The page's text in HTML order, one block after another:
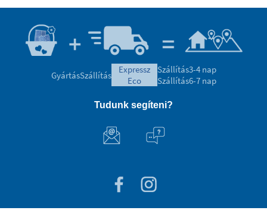
GyártásSzállítás
expressz
eco
Szállítás3-4 nap
Szállítás6-7 nap
Tudunk segíteni?